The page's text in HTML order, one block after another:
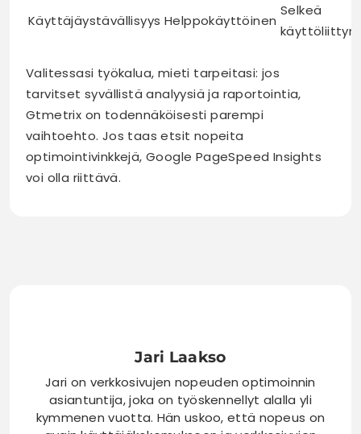
Käyttäjäystävällisyys Helppokäyttöinen
Selkeä
Valitessasi työkalua, mieti tarpeitasi: jos
tarvitset syvällistä analyysiä ja raportointia,
Gtmetrix on todennäköisesti parempi
vaihtoehto. Jos taas etsit nopeita
optimointivinkkejä, Google PageSpeed Insights
voi olla riittävä.
Jari Laakso
Jari on verkkosivujen nopeuden optimoinnin
asiantuntija, joka on työskennellyt alalla yli
kymmenen vuotta. Hän uskoo, että nopeus on